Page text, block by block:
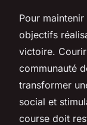
Pour
objectifs
victoire.
communauté
transformer
social et
course doit